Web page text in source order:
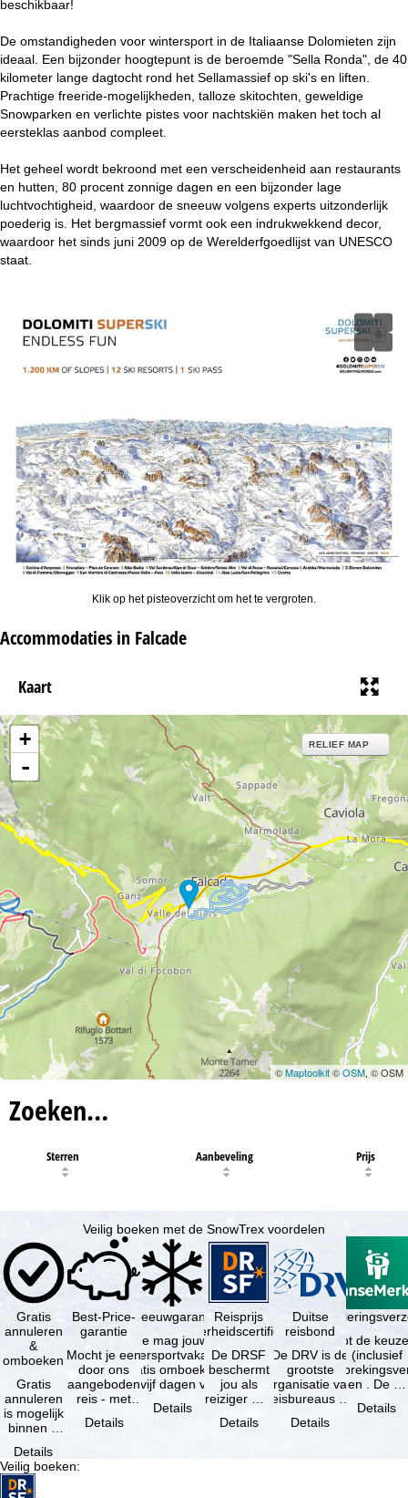
beschikbaar!
De omstandigheden voor wintersport in de Italiaanse Dolomieten zijn
ideaal. Een bijzonder hoogtepunt is de beroemde "Sella Ronda", de 40
kilometer lange dagtocht rond het Sellamassief op ski's en liften.
Prachtige freeride-mogelijkheden, talloze skitochten, geweldige
Snowparken en verlichte pistes voor nachtskiën maken het toch al
eersteklas aanbod compleet.
Het geheel wordt bekroond met een verscheidenheid aan restaurants
en hutten, 80 procent zonnige dagen en een bijzonder lage
luchtvochtigheid, waardoor de sneeuw volgens experts uitzonderlijk
poederig is. Het bergmassief vormt ook een indrukwekkend decor,
waardoor het sinds juni 2009 op de Werelderfgoedlijst van UNESCO
staat.
Klik op het pisteoverzicht om het te vergroten.
Accommodaties in Falcade
Kaart
+
-
RELIEF MAP
©Maptoolkit©OSM, © OSM
Zoeken…
Sterren Aanbeveling Prijs
Veilig boeken met de SnowTrex voordelen
Gratis
annuleren
&
omboeken
Gratis
annuleren
is mogelijk
binnen 5
de
boeking,
als jouw
Details
Best-Price-
garantie
Mocht je een
door ons
aangeboden
reis - met
beschikbaarheid
Details
Sneeuwgarantie
Je mag jouw
wintersportvakantie
gratis omboeken
als vijf dagen voor
Details
Reisprijs
zekerheidscertificaat
De DRSF
beschermt
jou als
reiziger met
pakketreis
Details
Duitse
reisbond
De DRV is de
grootste
organisatie van
reisbureaus en
in Duitsland. …
Details
Je hebt de
(inclusief
en . De …
Details
Veilig boeken: